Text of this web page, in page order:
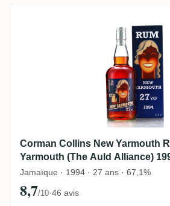
Corman Collins New
Corman Collins New Yarmouth
Yarmouth (The Auld Alliance)
Jamaïque · 1994 · 27 ans · 67,1%
8,7/10·46 avis